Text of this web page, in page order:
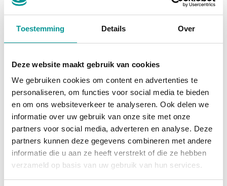
Toestemming Details Over
Deze website maakt gebruik van cookies
We gebruiken cookies om content en advertenties te
personaliseren, om functies voor social media te bieden
en om ons websiteverkeer te analyseren. Ook delen we
informatie over uw gebruik van onze site met onze
partners voor social media, adverteren en analyse. Deze
partners kunnen deze gegevens combineren met andere
informatie die u aan ze heeft verstrekt of die ze hebben
verzameld op basis van uw gebruik van hun services.
BTW
Mercedes-Benz eVito
Automaat - 36097km - 2022
€333.85/maand
72 maanden
Deze auto bekijken